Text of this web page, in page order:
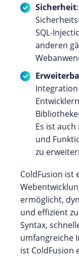
Sicherheit
SQL-
anderen
Integration
Es ist
und
zu
ColdFusion ist
ermöglicht,
und effizient
Syntax,
umfangreiche
ist ColdFusion